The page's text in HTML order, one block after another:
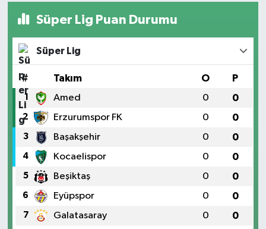
Süper Lig Puan Durumu
Süper Lig
# Takım O P
1 Amed 0 0
2 Erzurumspor FK 0 0
3 Başakşehir 0 0
4 Kocaelispor 0 0
5 Beşiktaş 0 0
6 Eyüpspor 0 0
7 Galatasaray 0 0